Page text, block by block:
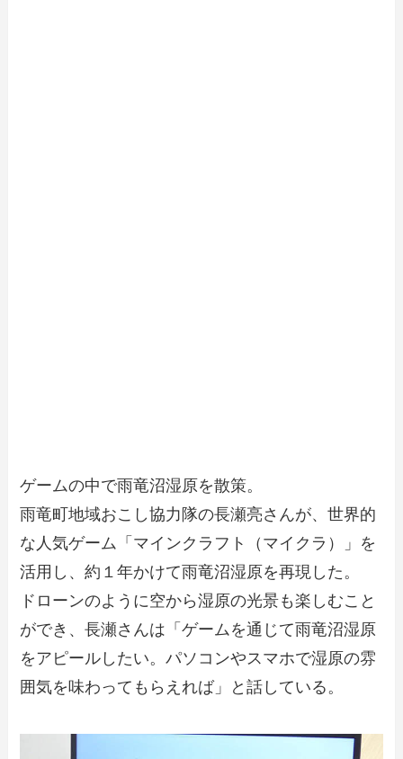
ゲームの中で雨竜沼湿原を散策。
雨竜町地域おこし協力隊の長瀬亮さんが、世界的
な人気ゲーム「マインクラフト（マイクラ）」を
活用し、約１年かけて雨竜沼湿原を再現した。
ドローンのように空から湿原の光景も楽しむこと
ができ、長瀬さんは「ゲームを通じて雨竜沼湿原
をアピールしたい。パソコンやスマホで湿原の雰
囲気を味わってもらえれば」と話している。